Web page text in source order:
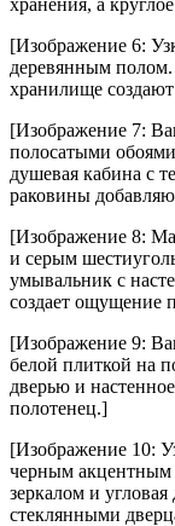
[Изображение 6:
деревянным полом.
хранилище
[Изображение 7:
полосатыми
душевая кабина с
раковины
[Изображение 8:
и серым
умывальник с
создает ощущение
[Изображение 9:
белой плиткой на
дверью и
полотенец.]
[Изображение 10:
черным акцентным
зеркалом и
стеклянными